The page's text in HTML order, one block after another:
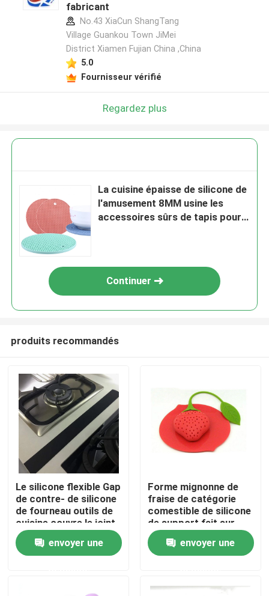
Maison
Produits
À propos de nous
fabricant
No.43 XiaCun ShangTang
Village Guankou Town JiMei
District Xiamen Fujian China ,China
5.0
Fournisseur vérifié
Regardez plus
La cuisine épaisse de silicone de
l'amusement 8MM usine les
accessoires sûrs de tapis pour
Continuer
produits recommandés
Le silicone flexible Gap
de contre- de silicone
de fourneau outils de
cuisine couvre le joint
Gap
envoyer une
Forme mignonne de
fraise de catégorie
comestible de silicone
de support fait sur
commande de sachet
à thé
envoyer une